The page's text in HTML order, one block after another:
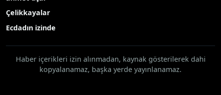
Çelikkayalar
Ecdadın izinde
Haber içerikleri izin alınmadan, kaynak gösterilerek dahi
kopyalanamaz, başka yerde yayınlanamaz.